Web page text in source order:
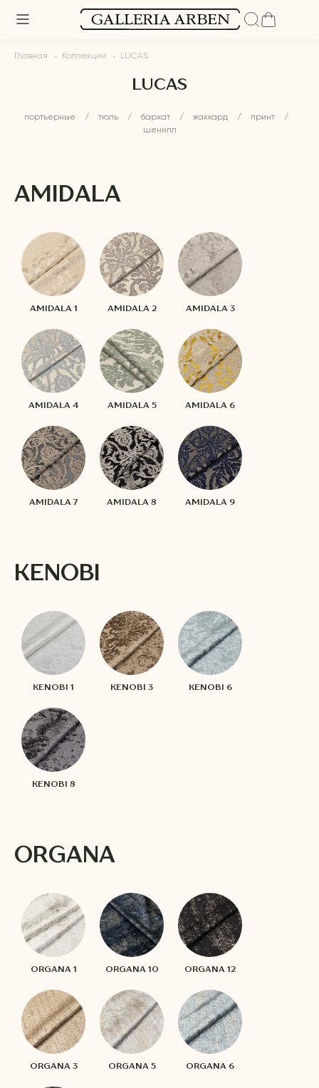
Главная Коллекции LUCAS
LUCAS
портьерные / тюль / бархат / жаккард / принт
/
шенилл
AMIDALA
AMIDALA 1 AMIDALA 2 AMIDALA 3
AMIDALA 4 AMIDALA 5 AMIDALA 6
AMIDALA 7 AMIDALA 8 AMIDALA 9
KENOBI
KENOBI 1 KENOBI 3 KENOBI 6
KENOBI 8
ORGANA
ORGANA 1 ORGANA 10 ORGANA 12
ORGANA 3 ORGANA 5 ORGANA 6